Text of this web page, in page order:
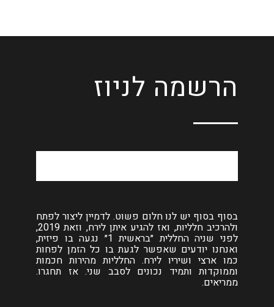
הרשמה לניוז
בסוף בסוף יש לנו חלום פשוט. לדמיין ליצור לפתח
ולהרכיב חלליות, ואז להגיע איתן לירח, וזאת 2019,
לפני שניה החללית ״בראשית 1״ נגעה בו פיזית,
ואנחנו יודעים שאפשר לגעת בו כל הזמן לפחות
כמו ארצי ושיריו לירח. החלליות מהירות חכמות
וממוקדות ותמיד נכונים לסבב שני. אז תחגרו.
ממריאים.